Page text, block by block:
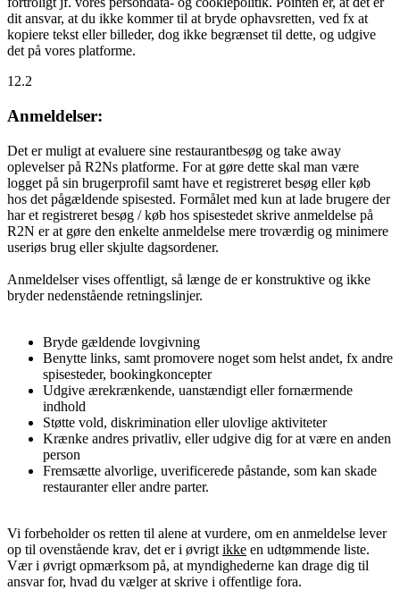
dit ansvar, at du ikke kommer til at bryde ophavsretten, ved fx at
kopiere tekst eller billeder, dog ikke begrænset til dette, og udgive
det på vores platforme.
12.2
Anmeldelser:
Det er muligt at evaluere sine restaurantbesøg og take away
oplevelser på R2Ns platforme. For at gøre dette skal man være
logget på sin brugerprofil samt have et registreret besøg eller køb
hos det pågældende spisested. Formålet med kun at lade brugere der
har et registreret besøg / køb hos spisestedet skrive anmeldelse på
R2N er at gøre den enkelte anmeldelse mere troværdig og minimere
useriøs brug eller skjulte dagsordener.
Anmeldelser vises offentligt, så længe de er konstruktive og ikke
bryder nedenstående retningslinjer.
Bryde gældende lovgivning
Benytte links, samt promovere noget som helst andet, fx andre
spisesteder, bookingkoncepter
Udgive ærekrænkende, uanstændigt eller fornærmende
indhold
Støtte vold, diskrimination eller ulovlige aktiviteter
Krænke andres privatliv, eller udgive dig for at være en anden
person
Fremsætte alvorlige, uverificerede påstande, som kan skade
restauranter eller andre parter.
Vi forbeholder os retten til alene at vurdere, om en anmeldelse lever
op til ovenstående krav, det er i øvrigt ikke en udtømmende liste.
Vær i øvrigt opmærksom på, at myndighederne kan drage dig til
ansvar for, hvad du vælger at skrive i offentlige fora.